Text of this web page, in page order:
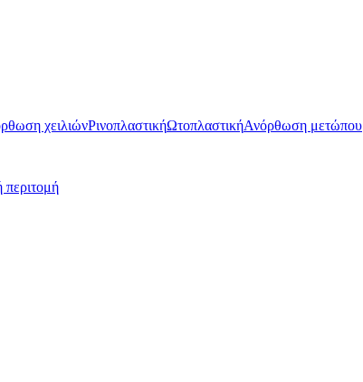
χειλιώνΡινοπλαστικήΩτοπλαστικήΑνόρθωση μετώπου
περιτομή